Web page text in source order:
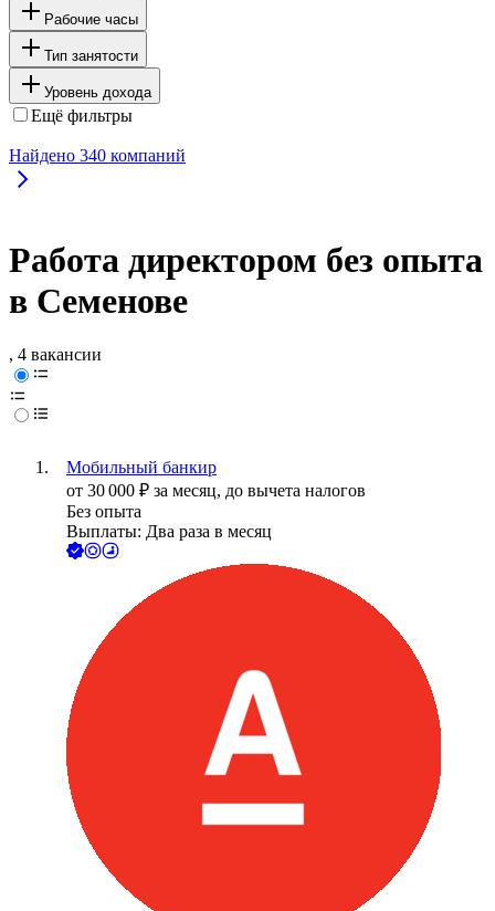
Рабочие часы
Тип занятости
Уровень дохода
Ещё фильтры
Найдено 340 компаний
Работа директором без опыта
в Семенове
, 4 вакансии
Мобильный банкир
от 30 000 ₽ за месяц, до вычета налогов
Без опыта
Выплаты: Два раза в месяц